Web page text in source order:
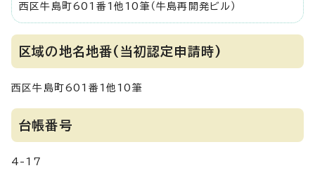
西区牛島町601番1他10筆（牛島再開発ビル）
区域の地名地番(当初認定申請時)
西区牛島町601番1他10筆
台帳番号
4-17